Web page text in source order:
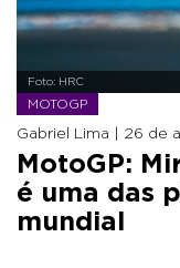
Foto: HRC
MOTOGP
Gabriel Lima | 26 de
MotoGP:
é uma das
mundial